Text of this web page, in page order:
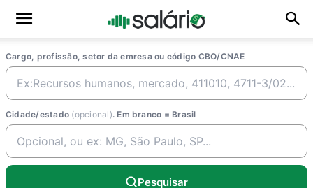
Cargo, profissão, setor da emresa ou código CBO/CNAE
Cidade/estado (opcional). Em branco = Brasil
Pesquisar